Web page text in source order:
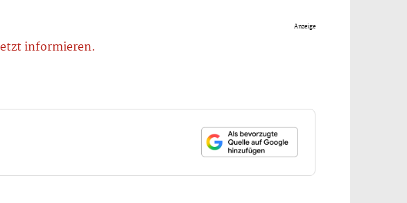
Anzeige
informieren.